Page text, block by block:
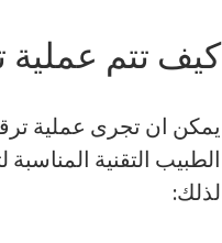
كيف تتم عملية
يمكن ان تجرى عملية
الطبيب التقنية
لذلك: